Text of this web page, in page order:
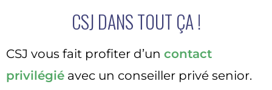
CSJ DANS TOUT ÇA !
CSJ vous fait profiter d’un contact
privilégié avec un conseiller privé senior.